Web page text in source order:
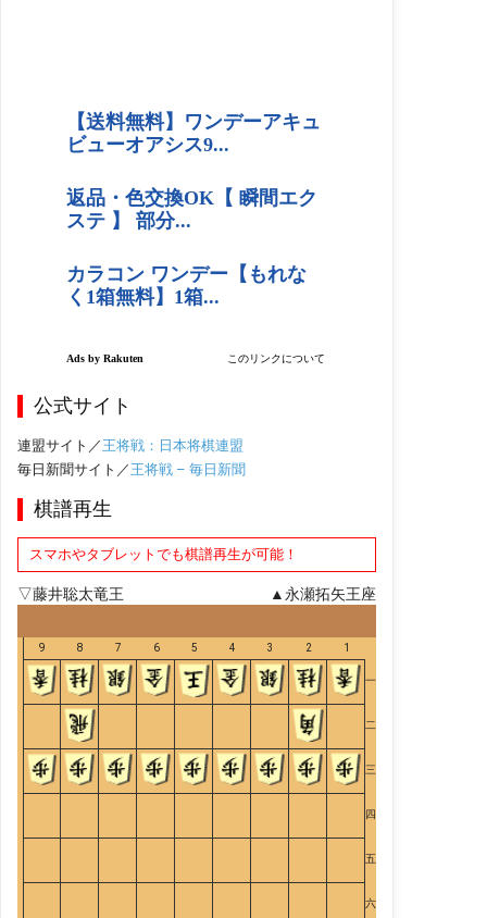
公式サイト
連盟サイト／ 王将戦：日本将棋連盟
毎日新聞サイト／ 王将戦 – 毎日新聞
棋譜再生
スマホやタブレットでも棋譜再生が可能！
▽藤井聡太竜王 ▲永瀬拓矢王座
9 8 7 6 5 4 3 2 1
一
二
三
四
五
六